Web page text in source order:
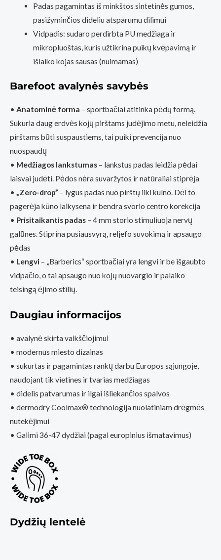
Padas pagamintas iš minkštos sintetinės gumos,
pasižyminčios dideliu atsparumu dilimui
Vidpadis: sudaro perdirbta PU medžiaga ir
mikropluoštas, kuris užtikrina puikų kvėpavimą ir
išlaiko kojas sausas (nuimamas)
Barefoot avalynės savybės
• Anatominė forma – sportbačiai atitinka pėdų formą.
Sukuria daug erdvės kojų pirštams judėjimo metu, neleidžia
pirštams būti suspaustiems, tai puiki prevencija nuo
nuospaudų
• Medžiagos lankstumas – lankstus padas leidžia pėdai
laisvai judėti. Pėdos nėra suvaržytos ir natūraliai stiprėja
• „Zero-drop” – lygus padas nuo pirštų iiki kulno. Dėl to
pagerėja kūno laikysena ir bendra svorio centro korekcija
• Prisitaikantis padas – 4 mm storio stimuliuoja nervų
galūnes. Stiprina pusiausvyrą, reljefo suvokimą ir apsaugo
pėdas
• Lengvi – „Barberics“ sportbačiai yra lengvi ir be išgaubto
vidpačio, o tai apsaugo nuo kojų nuovargio ir palaiko
teisingą ėjimo stilių.
Daugiau informacijos
• avalynė skirta vaikščiojimui
• modernus miesto dizainas
• sukurtas ir pagamintas rankų darbu Europos sąjungoje,
naudojant tik vietines ir tvarias medžiagas
• didelis patvarumas ir ilgai išliekančios spalvos
• dermodry Coolmax® technologija nuolatiniam drėgmės
nutekėjimui
• Galimi 36-47 dydžiai (pagal europinius išmatavimus)
Dydžių lentelė